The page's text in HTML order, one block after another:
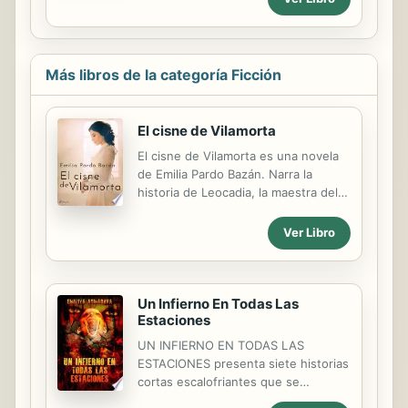
humanos, se encuentra con la
sorpresa mayor de una mujer de su
propia especie. Fr
Más libros de la categoría Ficción
El cisne de Vilamorta
El cisne de Vilamorta es una novela
de Emilia Pardo Bazán. Narra la
historia de Leocadia, la maestra del
joven Segundo, y de su hijo,
producto de una violación incestuosa
anterior. Toda esta situación se
complica con la llegada de un político
que viene a visitar el balneario del
pueblo. Emilia Pardo Bazán es una
escritora española nacida en La
Coruña en 1851 y fallecida en Madrid
en 1921. De ascendencia noble, se la
considera una de las escritoras
Ver Libro
Un Infierno En Todas Las
Estaciones
UN INFIERNO EN TODAS LAS
ESTACIONES presenta siete historias
cortas escalofriantes que se
extienden por todo el mundo,